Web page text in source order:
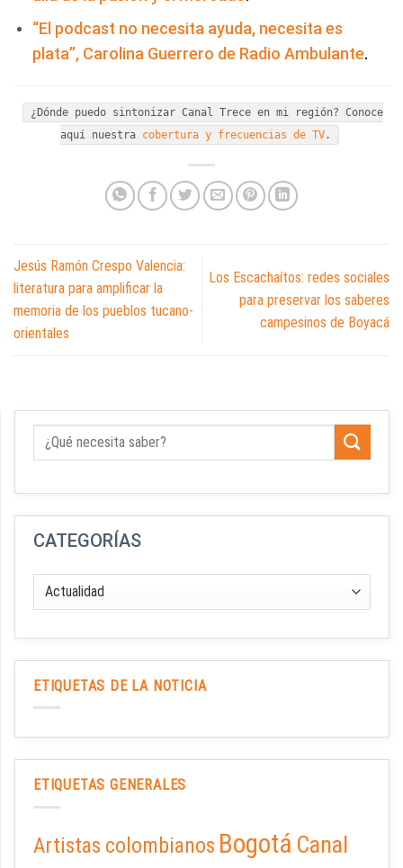
“El podcast no necesita ayuda, necesita es
plata”, Carolina Guerrero de Radio Ambulante.
¿Dónde puedo sintonizar Canal Trece en mi región? Conoce
aquí nuestra cobertura y frecuencias de TV .
Jesús Ramón Crespo Valencia:
literatura para amplificar la
memoria de los pueblos tucano-
orientales
Los Escachaítos: redes sociales
para preservar los saberes
campesinos de Boyacá
CATEGORÍAS
ETIQUETAS DE LA NOTICIA
ETIQUETAS GENERALES
Artistas colombianos Bogotá Canal